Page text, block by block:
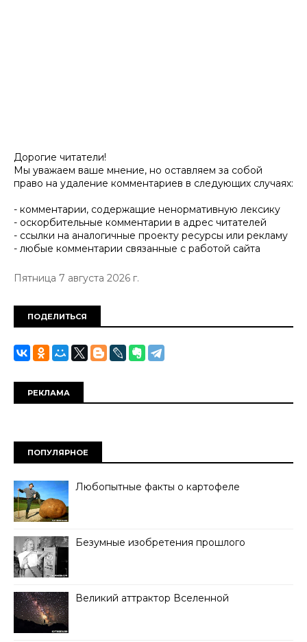
Дорогие читатели!
Мы уважаем ваше мнение, но оставляем за собой
право на удаление комментариев в следующих случаях:
- комментарии, содержащие ненормативную лексику
- оскорбительные комментарии в адрес читателей
- ссылки на аналогичные проекту ресурсы или рекламу
- любые комментарии связанные с работой сайта
Пятница 7 августа 2026 г.
ПОДЕЛИТЬСЯ
РЕКЛАМА
ПОПУЛЯРНОЕ
Любопытные факты о картофеле
Безумные изобретения прошлого
Великий аттрактор Вселенной